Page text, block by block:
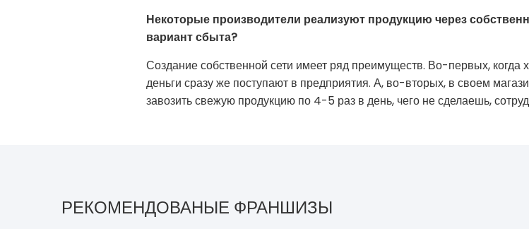
Некоторые производители реализуют продукцию через
вариант сбыта?
Создание собственной сети имеет ряд преимуществ. Во-первых, когда
деньги сразу же поступают в предприятия. А, во-вторых, в своем
завозить свежую продукцию по 4-5 раз в день, чего не сделаешь,
РЕКОМЕНДОВАНЫЕ ФРАНШИЗЫ